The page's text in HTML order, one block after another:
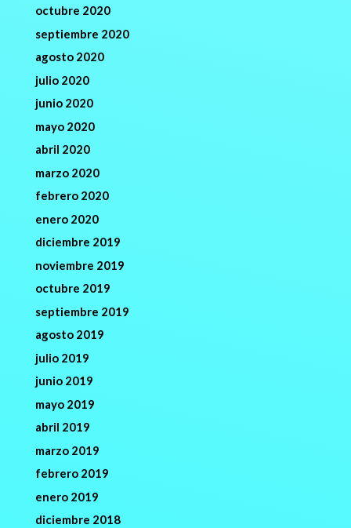
octubre 2020
septiembre 2020
agosto 2020
julio 2020
junio 2020
mayo 2020
abril 2020
marzo 2020
febrero 2020
enero 2020
diciembre 2019
noviembre 2019
octubre 2019
septiembre 2019
agosto 2019
julio 2019
junio 2019
mayo 2019
abril 2019
marzo 2019
febrero 2019
enero 2019
diciembre 2018